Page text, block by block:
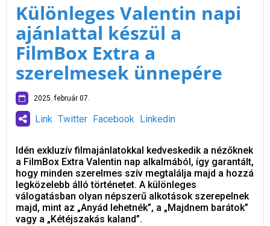
Különleges Valentin napi
ajánlattal készül a
FilmBox Extra a
szerelmesek ünnepére
2025. február 07.
Link Twitter Facebook Linkedin
Idén exkluzív filmajánlatokkal kedveskedik a nézőknek
a FilmBox Extra Valentin nap alkalmából, így garantált,
hogy minden szerelmes szív megtalálja majd a hozzá
legközelebb álló történetet. A különleges
válogatásban olyan népszerű alkotások szerepelnek
majd, mint az „Anyád lehetnék”, a „Majdnem barátok”
vagy a „Kétéjszakás kaland”.